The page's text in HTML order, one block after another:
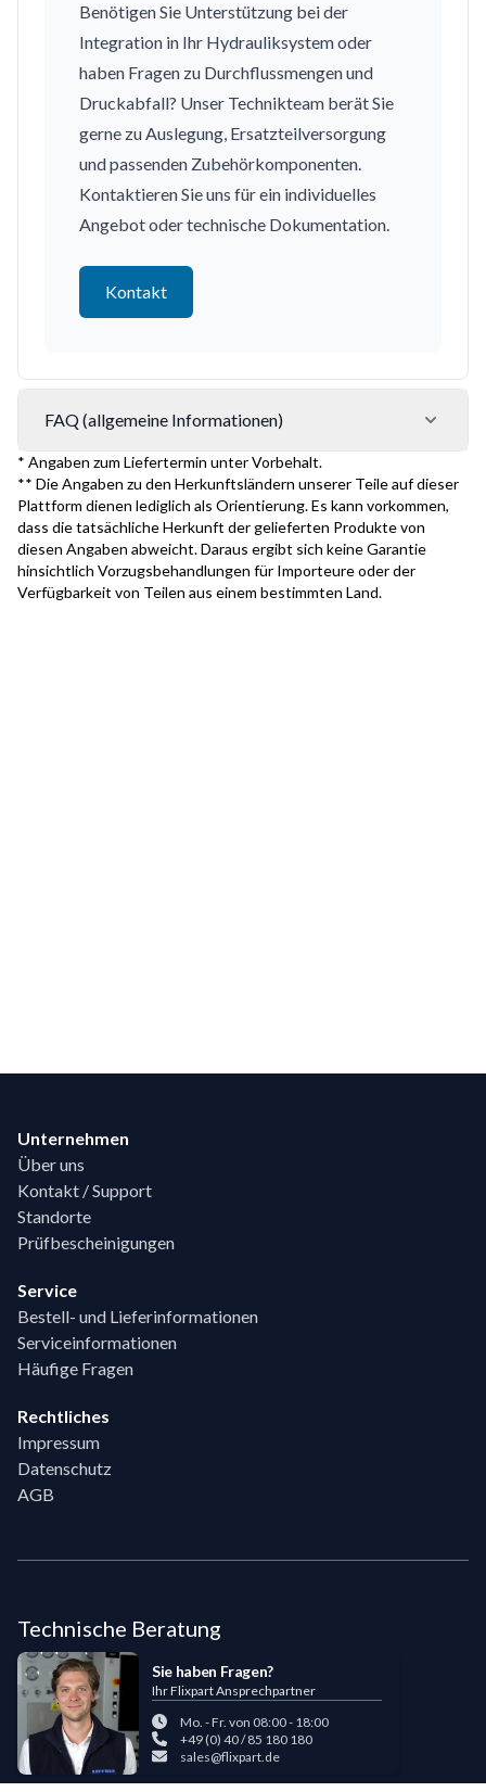
Benötigen Sie Unterstützung bei der
Integration in Ihr Hydrauliksystem oder
haben Fragen zu Durchflussmengen und
Druckabfall? Unser Technikteam berät Sie
gerne zu Auslegung, Ersatzteilversorgung
und passenden Zubehörkomponenten.
Kontaktieren Sie uns für ein individuelles
Angebot oder technische Dokumentation.
Kontakt
FAQ (allgemeine Informationen)
* Angaben zum Liefertermin unter Vorbehalt.
** Die Angaben zu den Herkunftsländern unserer Teile auf dieser
Plattform dienen lediglich als Orientierung. Es kann vorkommen,
dass die tatsächliche Herkunft der gelieferten Produkte von
diesen Angaben abweicht. Daraus ergibt sich keine Garantie
hinsichtlich Vorzugsbehandlungen für Importeure oder der
Verfügbarkeit von Teilen aus einem bestimmten Land.
Unternehmen
Über uns
Kontakt / Support
Standorte
Prüfbescheinigungen
Service
Bestell- und Lieferinformationen
Serviceinformationen
Häufige Fragen
Rechtliches
Impressum
Datenschutz
AGB
Technische Beratung
Sie haben Fragen?
Ihr Flixpart Ansprechpartner
Mo. - Fr. von 08:00 - 18:00
+49 (0) 40 / 85 180 180
sales@flixpart.de